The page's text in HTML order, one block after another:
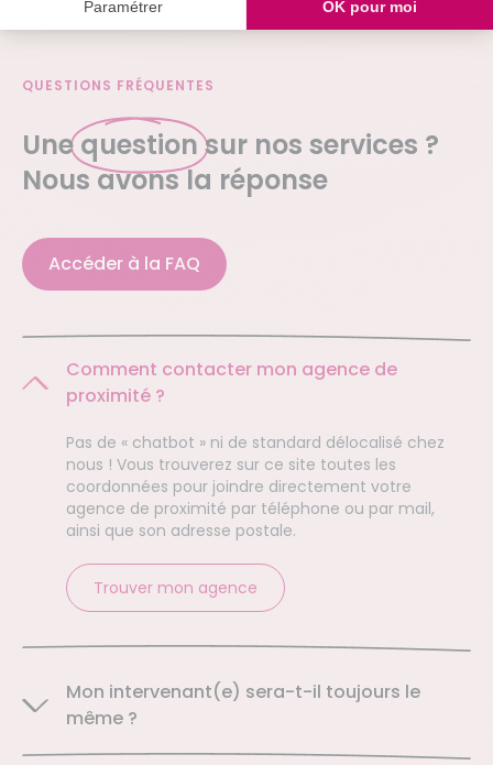
QUESTIONS FRÉQUENTES
Une question sur nos services ?
Nous avons la réponse
Accéder à la FAQ
Comment contacter mon agence de
proximité ?
Pas de « chatbot » ni de standard délocalisé chez
nous ! Vous trouverez sur ce site toutes les
coordonnées pour joindre directement votre
agence de proximité par téléphone ou par mail,
ainsi que son adresse postale.
Trouver mon agence
Mon intervenant(e) sera-t-il toujours le
même ?